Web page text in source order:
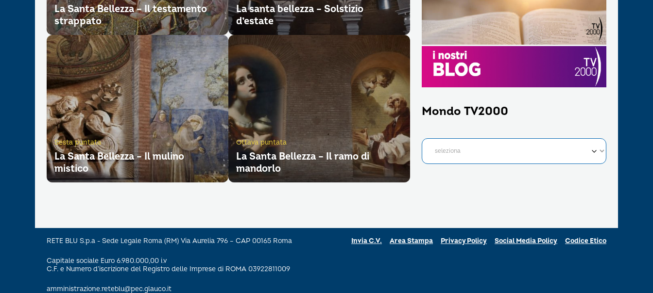
La Santa Bellezza – Il testamento
strappato
La santa bellezza – Solstizio
d’estate
Sesta puntata
La Santa Bellezza – Il mulino
mistico
Ottava puntata
La Santa Bellezza – Il ramo di
mandorlo
Mondo TV2000
RETE BLU S.p.a - Sede Legale Roma (RM) Via Aurelia 796 – CAP 00165 Roma
Capitale sociale Euro 6.980.000,00 i.v
C.F. e Numero d’iscrizione del Registro delle Imprese di ROMA 03922811009
amministrazione.reteblu@pec.glauco.it
Invia C.V. Area Stampa Privacy Policy Social Media Policy Codice Etico